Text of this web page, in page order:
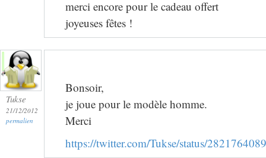
merci encore pour le cadeau offert
joyeuses fêtes !
Tukse
21/12/2012
permalien
Bonsoir,
je joue pour le modèle homme.
Merci
https://twitter.com/Tukse/status/